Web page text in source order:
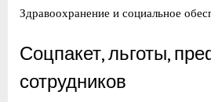
Здравоохранение и социальное
Соцпакет, льготы,
сотрудников